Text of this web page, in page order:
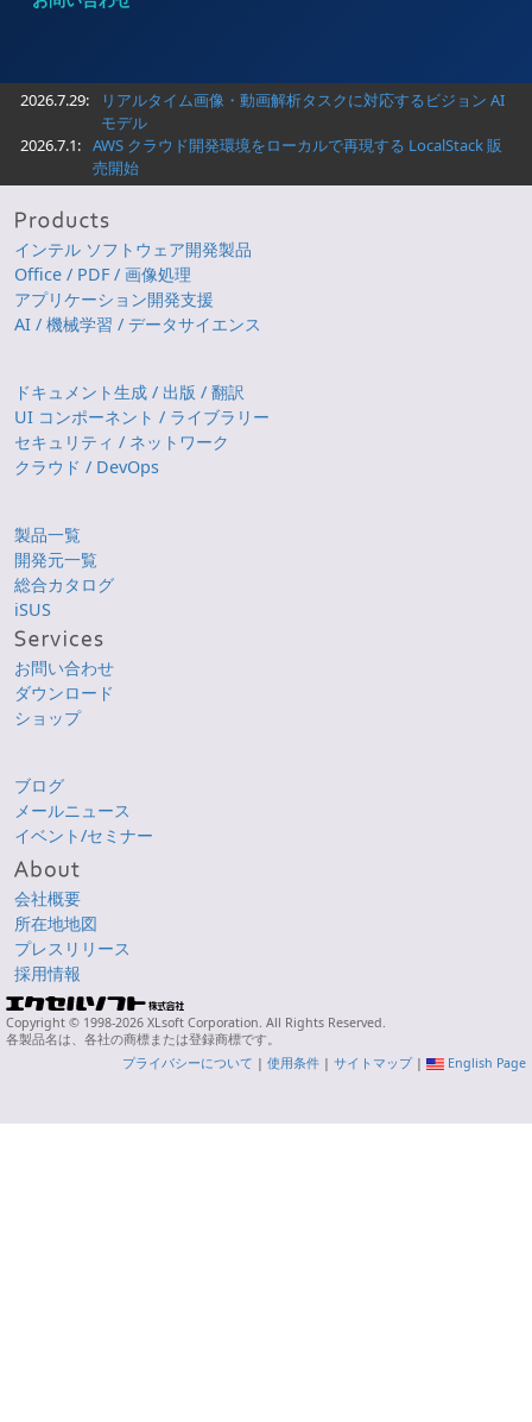
2026.7.29:
リアルタイム画像・動画解析タスクに対応するビジョン AI
モデル
2026.7.1: AWS クラウド開発環境をローカルで再現する LocalStack 販
売開始
インテル ソフトウェア開発製品
Office / PDF / 画像処理
アプリケーション開発支援
AI / 機械学習 / データサイエンス
ドキュメント生成 / 出版 / 翻訳
UI コンポーネント / ライブラリー
セキュリティ / ネットワーク
クラウド / DevOps
製品一覧
開発元一覧
総合カタログ
iSUS
お問い合わせ
ダウンロード
ショップ
ブログ
メールニュース
イベント/セミナー
会社概要
所在地地図
プレスリリース
採用情報
Copyright © 1998-2026 XLsoft Corporation. All Rights Reserved.
各製品名は、各社の商標または登録商標です。
プライバシーについて | 使用条件 | サイトマップ| English Page